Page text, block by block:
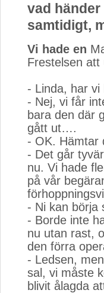
vad
samtidigt,
Vi hade en
Frestelsen
- Linda, har
- Nej, vi får
bara den där
gått ut….
- OK. Hämtar
- Det går
nu. Vi hade
på vår
- Ni kan börja
- Borde inte
nu utan rast,
den förra
- Ledsen,
sal, vi måste
blivit ålagda